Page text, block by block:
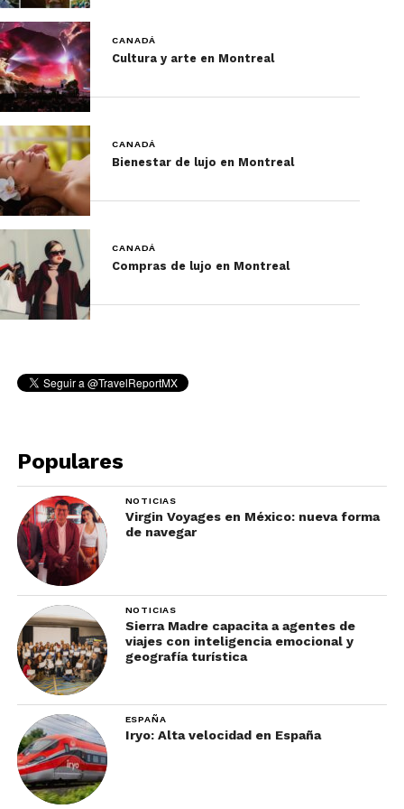
y el jardín en general.
Foto: Michel Tremblay / Space for Life (Espace pour la vie)
Aunque no me tocó en mi visita, me enteré que a
lo largo del año hay varios eventos, como el
Tras comer algo en el restaurante del Jardín
unos minutos.
El Planetario Rio Tinto Alcan,
un imperdible del Space for
Life
Foto: Espace pour la vie (Daniel Choinière) / Space for Life (Espace pour la
Vie)
CANADÁ
Cultura y arte en Montreal
CANADÁ
Bienestar de lujo en Montreal
CANADÁ
Compras de lujo en Montreal
Populares
NOTICIAS
Virgin Voyages en México: nueva forma
de navegar
NOTICIAS
Sierra Madre capacita a agentes de
viajes con inteligencia emocional y
geografía turística
ESPAÑA
Iryo: Alta velocidad en España